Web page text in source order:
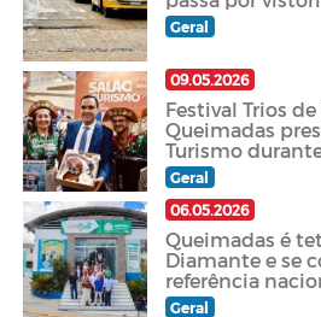
Geral
09.05.2026
Festival Trios
Queimadas
Turismo
2026
Geral
06.05.2026
Queimadas é
Diamante e se
referência
atendimento ao
Geral